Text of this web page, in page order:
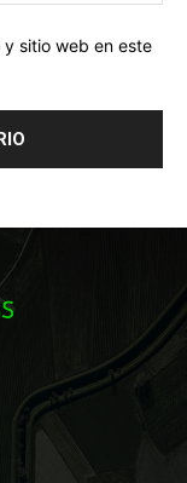
sitio web en este